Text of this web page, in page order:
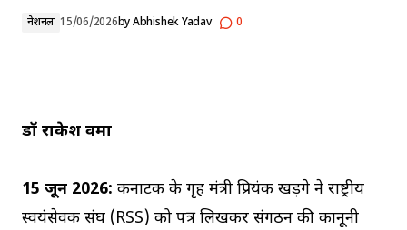
नेशनल 15/06/2026byAbhishek Yadav 0
डॉ राकेश वर्मा
15 जून 2026: कर्नाटक के गृह मंत्री प्रियंक खड़गे ने राष्ट्रीय
स्वयंसेवक संघ (RSS) को पत्र लिखकर संगठन की कानूनी